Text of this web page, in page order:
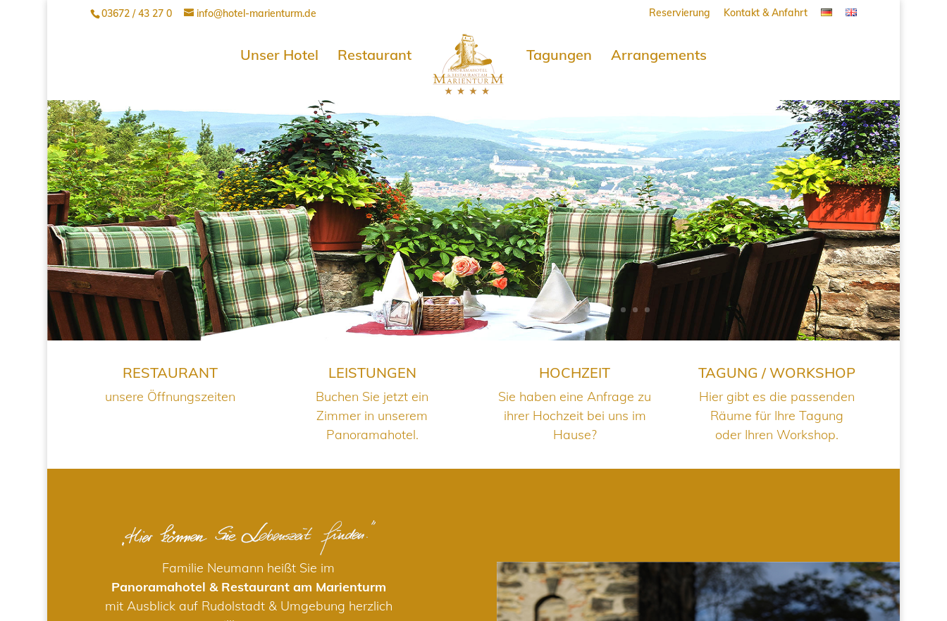
03672 / 43 27 0 info@hotel-marienturm.de Reservierung Kontakt & Anfahrt
Unser Hotel Restaurant Tagungen Arrangements
RESTAURANT
unsere Öffnungszeiten
LEISTUNGEN
Buchen Sie jetzt ein
Zimmer in unserem
Panoramahotel.
HOCHZEIT
Sie haben eine Anfrage zu
ihrer Hochzeit bei uns im
Hause?
TAGUNG / WORKSHOP
Hier gibt es die passenden
Räume für Ihre Tagung
oder Ihren Workshop.
Familie Neumann heißt Sie im
Panoramahotel & Restaurant am Marienturm
mit Ausblick auf Rudolstadt & Umgebung herzlich